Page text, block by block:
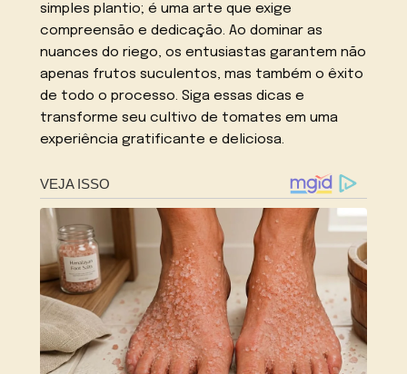
simples plantio; é uma arte que exige
compreensão e dedicação. Ao dominar as
nuances do riego, os entusiastas garantem não
apenas frutos suculentos, mas também o êxito
de todo o processo. Siga essas dicas e
transforme seu cultivo de tomates em uma
experiência gratificante e deliciosa.